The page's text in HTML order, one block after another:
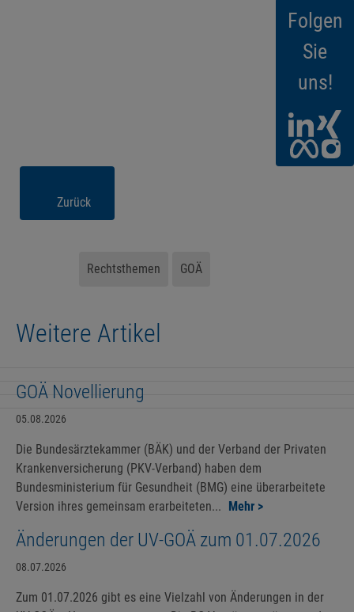
Folgen
Sie
uns!
Zurück
Rechtsthemen GOÄ
Weitere Artikel
GOÄ Novellierung
05.08.2026
Die Bundesärztekammer (BÄK) und der Verband der Privaten
Krankenversicherung (PKV-Verband) haben dem
Bundesministerium für Gesundheit (BMG) eine überarbeitete
Version ihres gemeinsam erarbeiteten... Mehr >
Änderungen der UV-GOÄ zum 01.07.2026
08.07.2026
Zum 01.07.2026 gibt es eine Vielzahl von Änderungen in der